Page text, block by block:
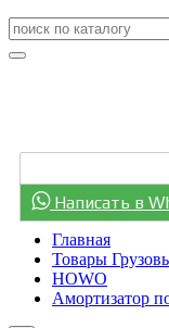
Написать в
Главная
Товары
HOWO
Амортизатор